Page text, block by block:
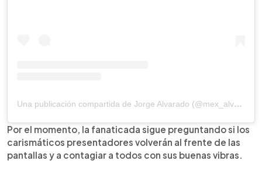
Una publicación compartida de Jorge Alvarado (@mex_alvarado1)
Por el momento, la fanaticada sigue preguntando si los
carismáticos presentadores volverán al frente de las
pantallas y a contagiar a todos con sus buenas vibras.